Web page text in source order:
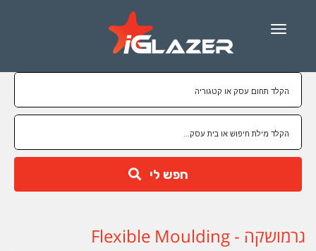
Menu
חפש לי
גרמושקה - Flexible Moulding